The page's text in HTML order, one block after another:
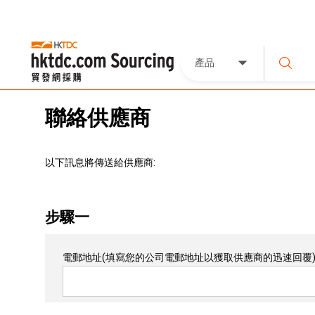
產品
聯絡供應商
以下訊息將傳送給供應商:
步驟一
電郵地址(填寫您的公司電郵地址以獲取供應商的迅速回覆)